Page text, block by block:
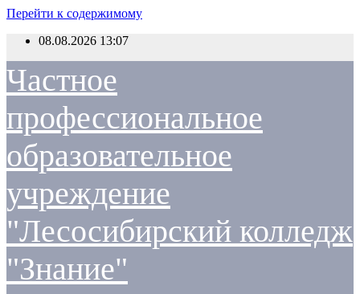
Перейти к содержимому
08.08.2026 13:07
Частное
профессиональное
образовательное
учреждение
"Лесосибирский колледж
"Знание"